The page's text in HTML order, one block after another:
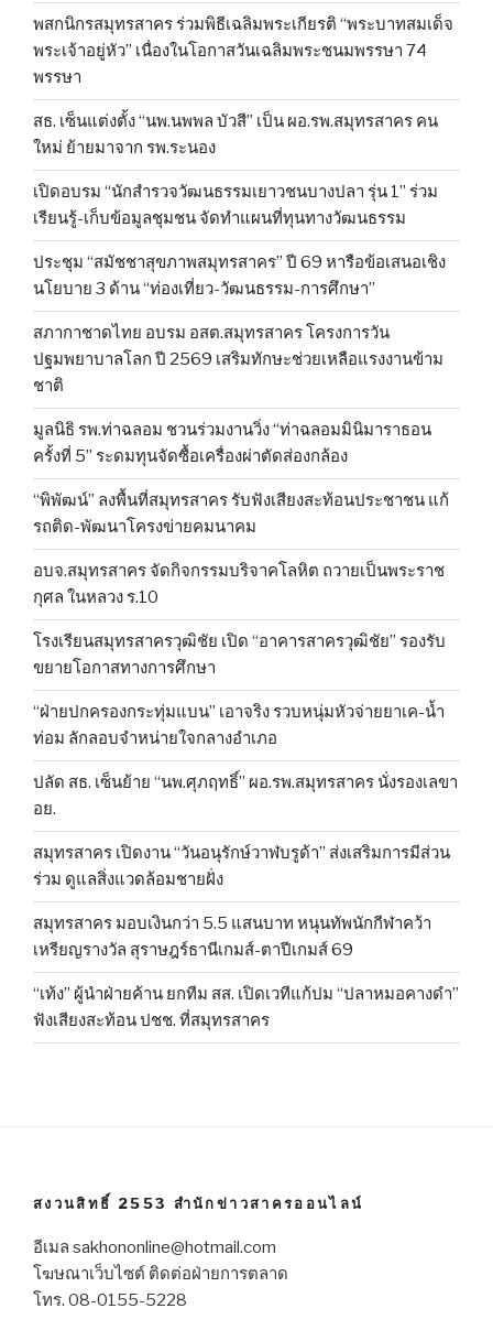
พสกนิกรสมุทรสาคร ร่วมพิธีเฉลิมพระเกียรติ “พระบาทสมเด็จ
พระเจ้าอยู่หัว” เนื่องในโอกาสวันเฉลิมพระชนมพรรษา 74
พรรษา
สธ. เซ็นแต่งตั้ง “นพ.นพพล บัวสี” เป็น ผอ.รพ.สมุทรสาคร คน
ใหม่ ย้ายมาจาก รพ.ระนอง
เปิดอบรม “นักสำรวจวัฒนธรรมเยาวชนบางปลา รุ่น 1” ร่วม
เรียนรู้-เก็บข้อมูลชุมชน จัดทำแผนที่ทุนทางวัฒนธรรม
ประชุม “สมัชชาสุขภาพสมุทรสาคร” ปี 69 หารือข้อเสนอเชิง
นโยบาย 3 ด้าน “ท่องเที่ยว-วัฒนธรรม-การศึกษา”
สภากาชาดไทย อบรม อสต.สมุทรสาคร โครงการวัน
ปฐมพยาบาลโลก ปี 2569 เสริมทักษะช่วยเหลือแรงงานข้าม
ชาติ
มูลนิธิ รพ.ท่าฉลอม ชวนร่วมงานวิ่ง “ท่าฉลอมมินิมาราธอน
ครั้งที่ 5” ระดมทุนจัดซื้อเครื่องผ่าตัดส่องกล้อง
“พิพัฒน์” ลงพื้นที่สมุทรสาคร รับฟังเสียงสะท้อนประชาชน แก้
รถติด-พัฒนาโครงข่ายคมนาคม
อบจ.สมุทรสาคร จัดกิจกรรมบริจาคโลหิต ถวายเป็นพระราช
กุศล ในหลวง ร.10
โรงเรียนสมุทรสาครวุฒิชัย เปิด “อาคารสาครวุฒิชัย” รองรับ
ขยายโอกาสทางการศึกษา
“ฝ่ายปกครองกระทุ่มแบน” เอาจริง รวบหนุ่มหัวจ่ายยาเค-น้ำ
ท่อม ลักลอบจำหน่ายใจกลางอำเภอ
ปลัด สธ. เซ็นย้าย “นพ.ศุภฤทธิ์” ผอ.รพ.สมุทรสาคร นั่งรองเลขา
อย.
สมุทรสาคร เปิดงาน “วันอนุรักษ์วาฬบรูด้า” ส่งเสริมการมีส่วน
ร่วม ดูแลสิ่งแวดล้อมชายฝั่ง
สมุทรสาคร มอบเงินกว่า 5.5 แสนบาท หนุนทัพนักกีฬาคว้า
เหรียญรางวัล สุราษฎร์ธานีเกมส์-ตาปีเกมส์ 69
“เท้ง” ผู้นำฝ่ายค้าน ยกทีม สส. เปิดเวทีแก้ปม “ปลาหมอคางดำ”
ฟังเสียงสะท้อน ปชช. ที่สมุทรสาคร
สงวนสิทธิ์ 2553 สำนักข่าวสาครออนไลน์
อีเมล sakhononline@hotmail.com
โฆษณาเว็บไซต์ ติดต่อฝ่ายการตลาด
โทร. 08-0155-5228